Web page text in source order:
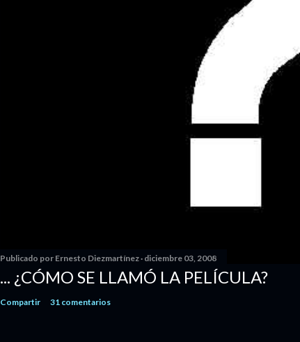
Publicado por Ernesto Diezmartínez diciembre 03, 2008
... ¿CÓMO SE LLAMÓ LA PELÍCULA?
Compartir 31 comentarios